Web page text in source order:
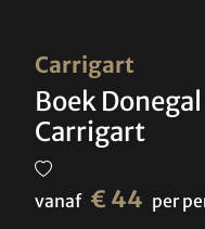
Carrigart
Boek
Carrigart
vanaf € 44 per